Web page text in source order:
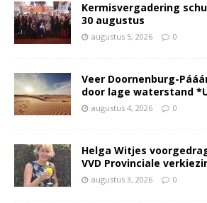
Kermisvergadering
30 augustus
augustus 5, 2026 0
Veer Doornenburg-
door lage waterstand
augustus 4, 2026 0
Helga Witjes
VVD Provinciale
augustus 3, 2026 0